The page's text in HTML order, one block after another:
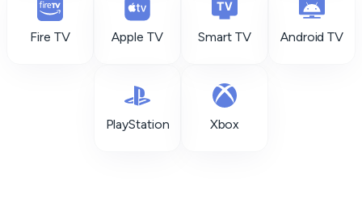
Fire TV Apple TV Smart TV Android TV
PlayStation Xbox